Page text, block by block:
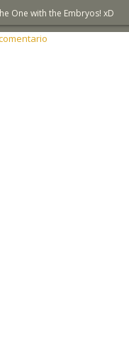
One with the Embryos! xD